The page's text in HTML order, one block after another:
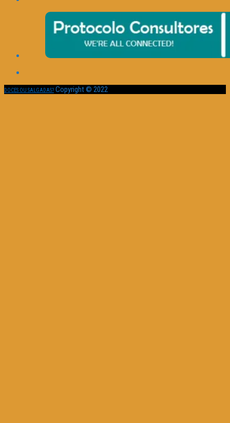
DOCES OU SALGADAS? Copyright © 2022